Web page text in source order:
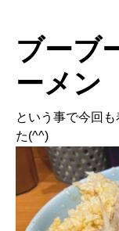
ブーブ
ーメン
という事で今回
た(^^)